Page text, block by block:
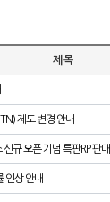
제 목
제도 변경 안내
규 오픈 기념 특판RP 판매
인상 안내